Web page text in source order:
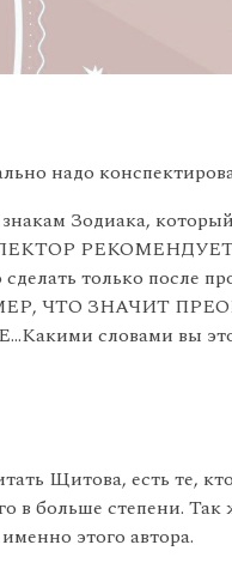
надо
Зодиака,
только после
ЧТО ЗНАЧИТ
словами вы это
Щитова, есть те,
в больше степени.
этого автора.